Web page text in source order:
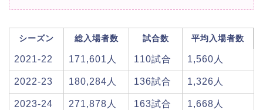
シーズン 総入場者数 試合数 平均入場者数
2021-22 171,601人 110試合 1,560人
2022-23 180,284人 136試合 1,326人
2023-24 271,878人 163試合 1,668人